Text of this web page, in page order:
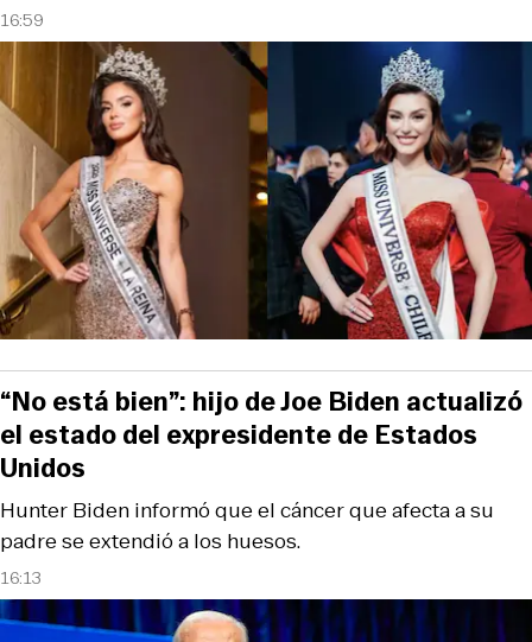
16:59
16:13
Hunter Biden informó que el cáncer que afecta a su
padre se extendió a los huesos.
“No está bien”: hijo de Joe Biden actualizó
el estado del expresidente de Estados
Unidos